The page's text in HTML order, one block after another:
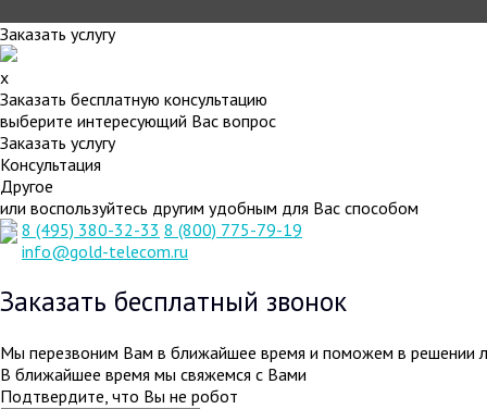
Заказать услугу
x
Заказать бесплатную консультацию
выберите интересующий Вас вопрос
Заказать услугу
Консультация
Другое
или воспользуйтесь другим удобным для Вас способом
8 (495) 380-32-33 8 (800) 775-79-19
info@gold-telecom.ru
Заказать бесплатный звонок
Мы перезвоним Вам в ближайшее время и поможем в решении
В ближайшее время мы свяжемся с Вами
Подтвердите, что Вы не робот